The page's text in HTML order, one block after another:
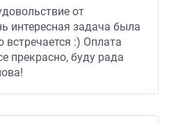
от
интересная задача была
встречается :) Оплата
прекрасно, буду рада